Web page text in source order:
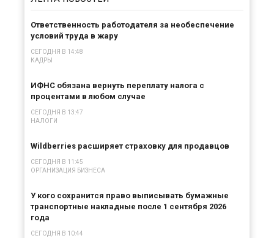
Ответственность работодателя за необеспечение
условий труда в жару
СЕГОДНЯ В 14:48
КАДРЫ
ИФНС обязана вернуть переплату налога с
процентами в любом случае
СЕГОДНЯ В 13:47
НАЛОГИ
Wildberries расширяет страховку для продавцов
СЕГОДНЯ В 11:45
ОРГАНИЗАЦИЯ БИЗНЕСА
У кого сохранится право выписывать бумажные
транспортные накладные после 1 сентября 2026
года
СЕГОДНЯ В 10:44